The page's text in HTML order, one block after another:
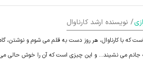
/ نویسنده ارشد کارناوال
که با کارناوال، هر روز دست به قلم می شوم و نوشتن،
جانم می نشیند... و این چیزی است که آن را خوش حالی